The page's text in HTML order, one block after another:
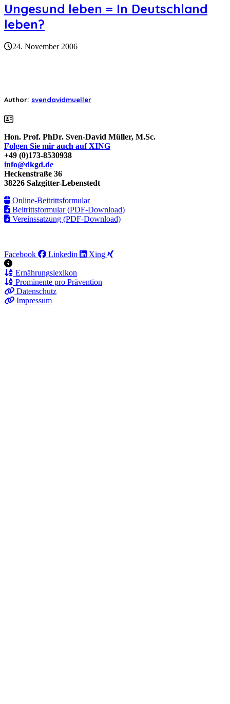
Ungesund leben = In Deutschland
leben?
24. November 2006
Author: svendavidmueller
Hon. Prof. PhDr. Sven-David Müller, M.Sc.
Folgen Sie mir auch auf XING
+49 (0)173-8530938
info@dkgd.de
Heckenstraße 36
38226 Salzgitter-Lebenstedt
Online-Beitrittsformular
Beitrittsformular (PDF-Download)
Vereinssatzung (PDF-Download)
Facebook Linkedin Xing
Ernährungslexikon
Prominente pro Prävention
Datenschutz
Impressum